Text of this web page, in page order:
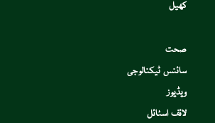
کھیل
صحت
سائنس ٹیکنالوجی
ویڈیوز
لائف اسٹائل